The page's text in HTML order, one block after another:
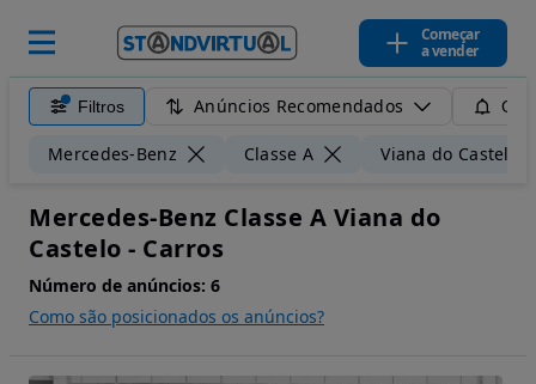
Começar
a vender
Filtros Anúncios Recomendados
Mercedes-Benz Classe A Viana do Castelo
Mercedes-Benz Classe A Viana do
Castelo - Carros
Número de anúncios: 6
Como são posicionados os anúncios?